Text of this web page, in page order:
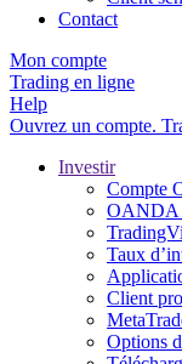
Contact
Mon compte
Trading en ligne
Help
Ouvrez un compte.
Investir
Compte
OANDA
Taux
Client
Options